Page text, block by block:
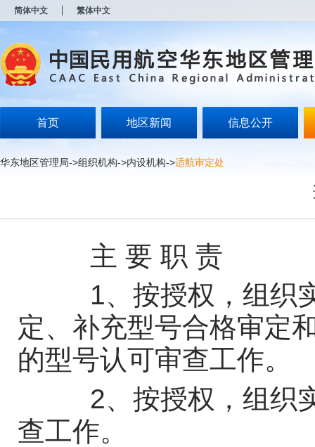
简体中文 繁体中文
首页 地区新闻 信息公开
华东地区管理局->组织机构->内设机构->适航审定处
主 要 职 责
1、按授权，组织实
定、补充型号合格审定
的型号认可审查工作。
2、按授权，组织实
查工作。
开
无
障
说
按
Alt
键